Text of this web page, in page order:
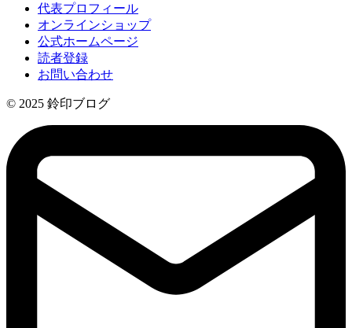
代表プロフィール
オンラインショップ
公式ホームページ
読者登録
お問い合わせ
© 2025 鈴印ブログ